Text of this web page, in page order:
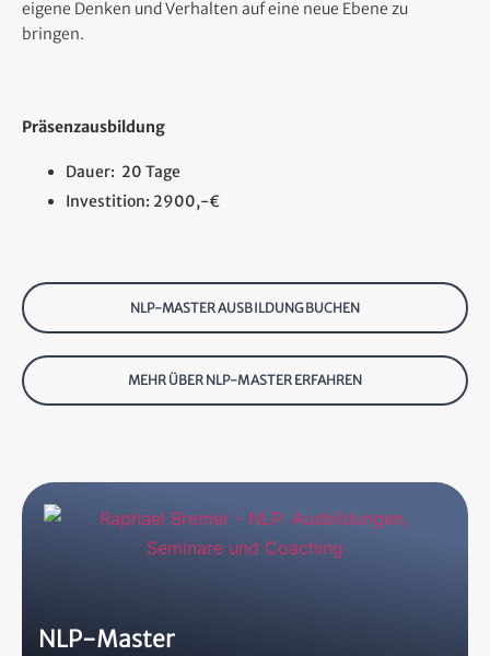
eigene Denken und Verhalten auf eine neue Ebene zu
bringen.
Präsenzausbildung
Dauer: 20 Tage
Investition: 2900,-€
NLP-MASTER AUSBILDUNG BUCHEN
MEHR ÜBER NLP-MASTER ERFAHREN
NLP-Master